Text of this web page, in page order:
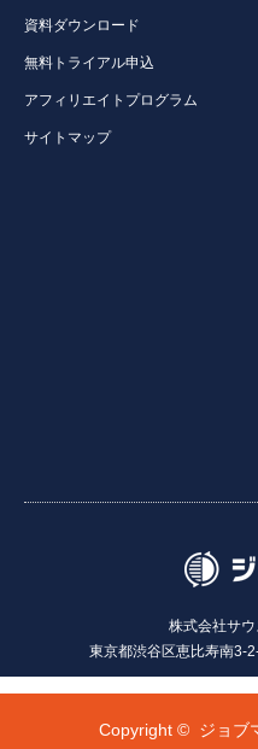
資料ダウンロード
無料トライアル申込
アフィリエイトプログラム
サイトマップ
株式会社サ
東京都渋谷区恵比寿南3-
Copyright © ジョブ